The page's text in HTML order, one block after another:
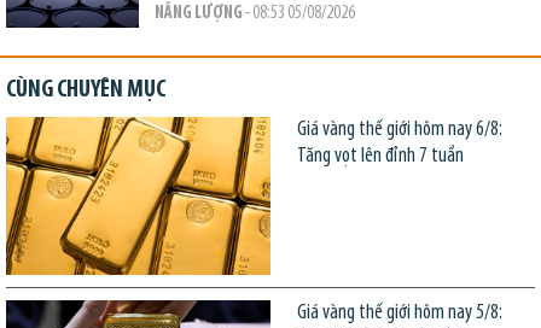
NĂNG LƯỢNG - 08:53 05/08/2026
CÙNG CHUYÊN MỤC
Giá vàng thế giới hôm nay 6/8:
Tăng vọt lên đỉnh 7 tuần
Giá vàng thế giới hôm nay 5/8: